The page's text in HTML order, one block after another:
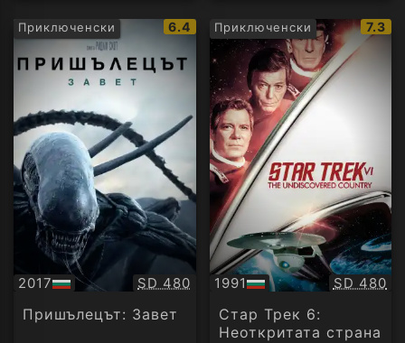
Приключенски
IMDb
рейтинг:
6.4
2017
БГ
аудио
Качество:
SD 480
Пришълецът: Завет
Приключенски
IMDb
7.3
1991
БГ
аудио
SD 480
Стар Трек 6:
Неоткритата страна